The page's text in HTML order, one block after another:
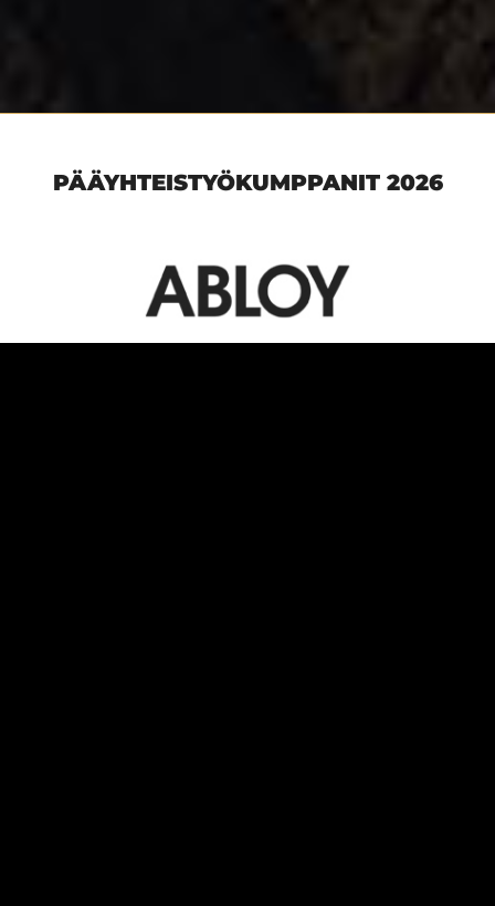
PÄÄYHTEISTYÖKUMPPANIT 2026